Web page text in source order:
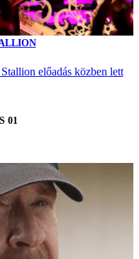
előadás közben lett
01